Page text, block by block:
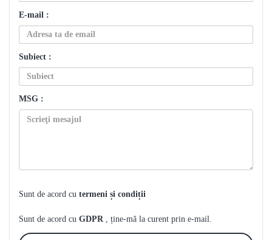
E-mail :
Subiect :
MSG :
Sunt de acord cu termeni și condiții
Sunt de acord cu GDPR , ține-mă la curent prin e-mail.